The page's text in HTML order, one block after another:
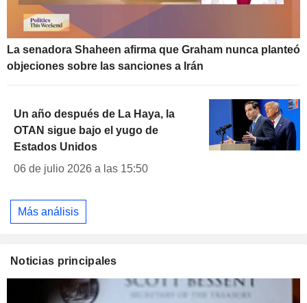
La senadora Shaheen afirma que Graham nunca planteó
objeciones sobre las sanciones a Irán
Un año después de La Haya, la
OTAN sigue bajo el yugo de
Estados Unidos
06 de julio 2026 a las 15:50
Más análisis
Noticias principales